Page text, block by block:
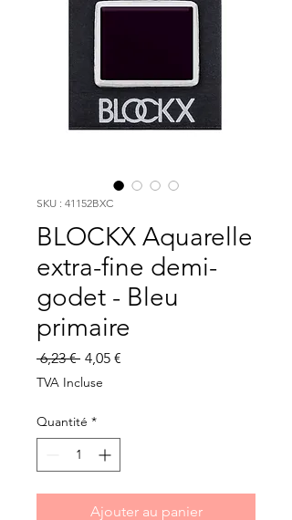
SKU : 41152BXC
BLOCKX Aquarelle
extra-fine demi-
godet - Bleu
primaire
6,23 € Prix
original
4,05 €
TVA Incluse
Quantité *
Ajouter au panier